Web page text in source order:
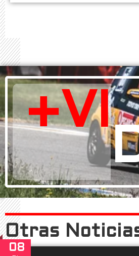
+VI
Otras
08